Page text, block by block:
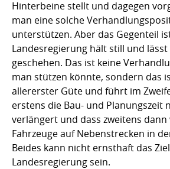
Hinterbeine stellt und dagegen
man eine solche
unterstützen. Aber das Gegenteil
Landesregierung hält still und
geschehen. Das ist keine
man stützen könnte, sondern das
allererster Güte und führt im
erstens die Bau- und Planungszeit
verlängert und dass zweitens
Fahrzeuge auf Nebenstrecken in
Beides kann nicht ernsthaft das
Landesregierung sein.